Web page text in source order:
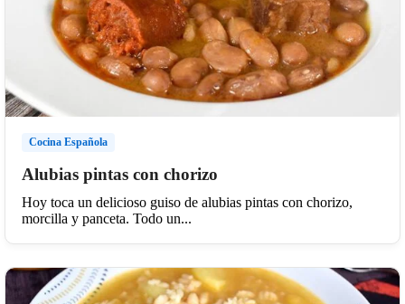
Cocina Española
Alubias pintas con chorizo
Hoy toca un delicioso guiso de alubias pintas con chorizo,
morcilla y panceta. Todo un...